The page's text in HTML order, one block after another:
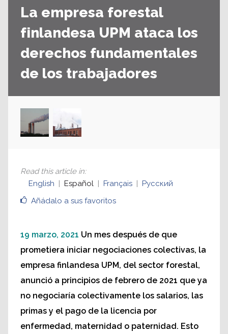
La empresa forestal
finlandesa UPM ataca los
derechos fundamentales
de los trabajadores
Añádalo a sus favoritos
Read this article in:
English
Español Français Русский
19 marzo, 2021 Un mes después de que
prometiera iniciar negociaciones colectivas, la
empresa finlandesa UPM, del sector forestal,
anunció a principios de febrero de 2021 que ya
no negociaría colectivamente los salarios, las
primas y el pago de la licencia por
enfermedad, maternidad o paternidad. Esto